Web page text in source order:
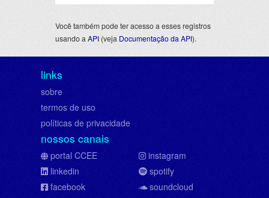
Você também pode ter acesso a esses registros
usando a API (veja Documentação da API).
links
sobre
termos de uso
políticas de privacidade
nossos canais
portal CCEE
linkedin
facebook
instagram
spotify
soundcloud